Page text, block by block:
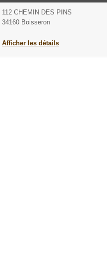
112 CHEMIN DES PINS
34160 Boisseron
Afficher les détails